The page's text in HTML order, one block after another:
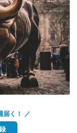
届く！ ／